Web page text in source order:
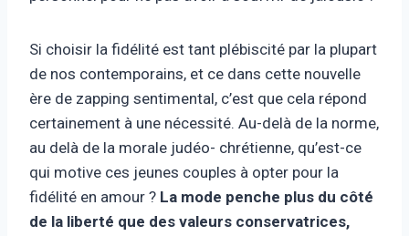
Si choisir la fidélité est tant plébiscité par la plupart
de nos contemporains, et ce dans cette nouvelle
ère de zapping sentimental, c’est que cela répond
certainement à une nécessité. Au-delà de la norme,
au delà de la morale judéo- chrétienne, qu’est-ce
qui motive ces jeunes couples à opter pour la
fidélité en amour ? La mode penche plus du côté
de la liberté que des valeurs conservatrices,